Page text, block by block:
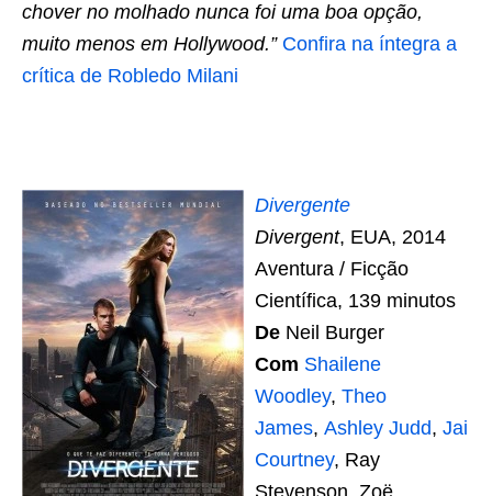
chover no molhado nunca foi uma boa opção,
muito menos em Hollywood.” Confira na íntegra a
crítica de Robledo Milani
Divergente
Divergent, EUA, 2014
Aventura / Ficção
Científica, 139 minutos
De Neil Burger
Com Shailene
Woodley, Theo
James, Ashley Judd, Jai
Courtney, Ray